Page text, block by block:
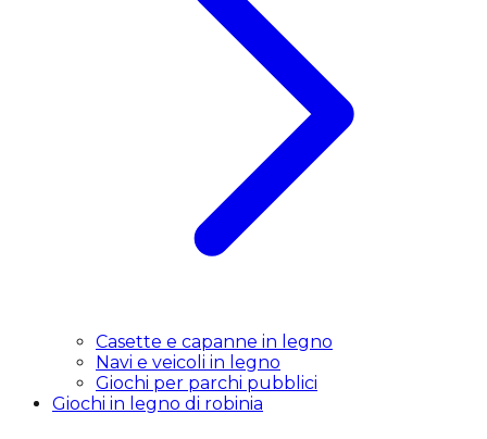
Casette e capanne in legno
Navi e veicoli in legno
Giochi per parchi pubblici
Giochi in legno di robinia